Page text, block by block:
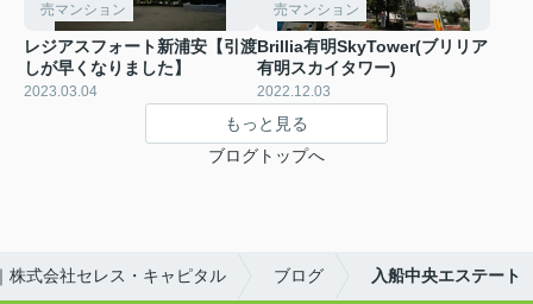
売マンション
レジアスフォート新浦安【引渡
しが早くなりました】
2023.03.04
売マンション
Brillia有明SkyTower(ブリリア
有明スカイタワー)
2022.12.03
もっと見る
ブログトップへ
株式会社セレス・キャピタル ブログ 入船中央エステート